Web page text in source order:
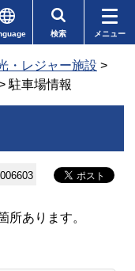
検索 メニュー
・レジャー施設 >
駐車場情報
所あります。